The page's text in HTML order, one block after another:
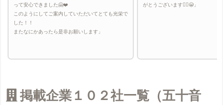
って安心できました🤗❤️
このようにしてご案内していただいてとても光栄で
した！！
またなにかあったら是非お願いします」
がとうございます🙇‍♀️😭」
掲載企業１０２社一覧（五十音